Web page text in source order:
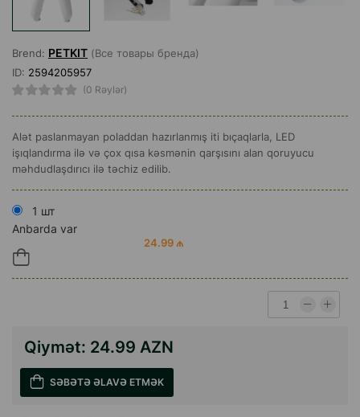
Brend: PETKIT (Все товары бренда)
ID: 2594205957
(0 Rəylər)
Alət paslanmayan poladdan hazırlanmış iti bıçaqlarla, LED
işıqlandırma ilə və çox qısa kəsmənin qarşısını alan qoruyucu
məhdudlaşdırıcı ilə təchiz edilib.
1 шт
Anbarda var
24.99 ₼
Qiymət: 24.99 AZN
SƏBƏTƏ ƏLAVƏ ETMƏK